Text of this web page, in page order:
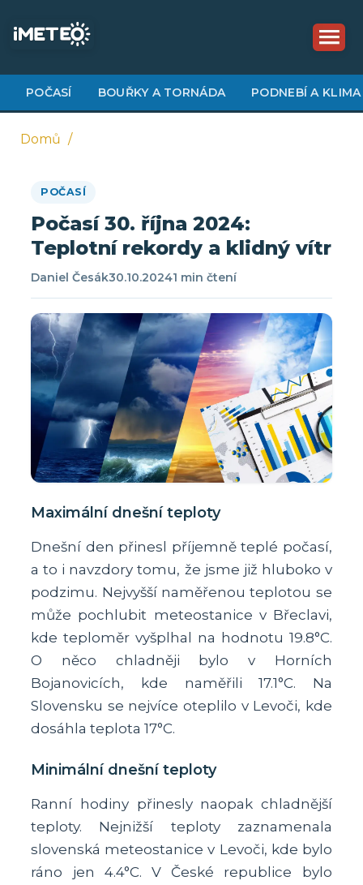
obsahu
POČASÍ BOUŘKY A TORNÁDA PODNEBÍ A KLIMA
navigace
Domů
POČASÍ
Počasí 30. října 2024:
Teplotní rekordy a klidný vítr
Daniel Česák30.10.20241 min čtení
Maximální dnešní teploty
Dnešní den přinesl příjemně teplé počasí,
a to i navzdory tomu, že jsme již hluboko v
podzimu. Nejvyšší naměřenou teplotou se
může pochlubit meteostanice v Břeclavi,
kde teploměr vyšplhal na hodnotu 19.8°C.
O něco chladněji bylo v Horních
Bojanovicích, kde naměřili 17.1°C. Na
Slovensku se nejvíce oteplilo v Levoči, kde
dosáhla teplota 17°C.
Minimální dnešní teploty
Ranní hodiny přinesly naopak chladnější
teploty. Nejnižší teploty zaznamenala
slovenská meteostanice v Levoči, kde bylo
ráno jen 4.4°C. V České republice bylo